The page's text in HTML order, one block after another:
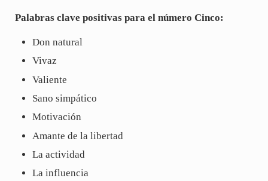
Palabras clave positivas para el número Cinco:
Don natural
Vivaz
Valiente
Sano simpático
Motivación
Amante de la libertad
La actividad
La influencia